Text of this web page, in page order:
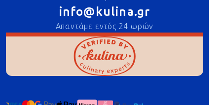
info@kulina.gr
Απαντάμε εντός 24 ωρών